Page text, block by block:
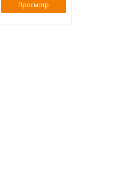
Просмотр